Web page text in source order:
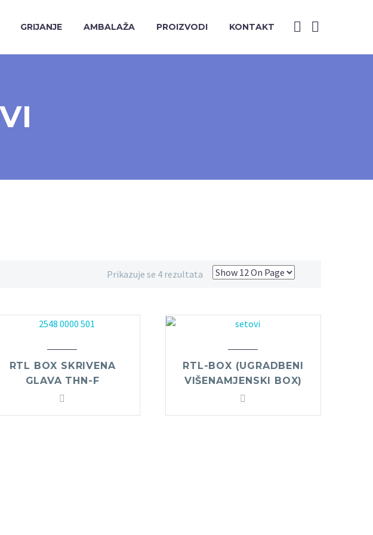
GRIJANJE AMBALAŽA PROIZVODI KONTAKT
Prikazuje se 4 rezultata
RTL BOX SKRIVENA
GLAVA THN-F
RTL-BOX (UGRADBENI
VIŠENAMJENSKI BOX)